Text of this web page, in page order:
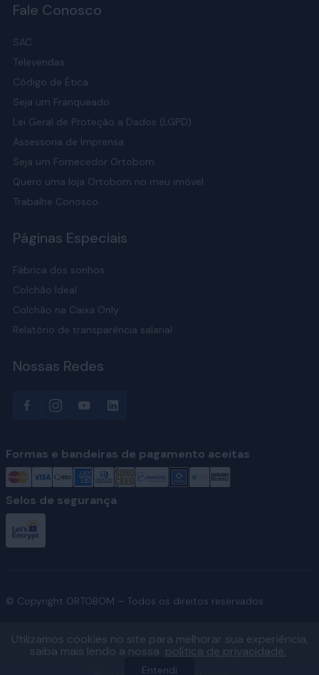
Fale Conosco
SAC
Televendas
Código de Ética
Seja um Franqueado
Lei Geral de Proteção a Dados (LGPD)
Assessoria de Imprensa
Seja um Fornecedor Ortobom
Quero uma loja Ortobom no meu imóvel
Trabalhe Conosco
Páginas Especiais
Fábrica dos sonhos
Colchão Ideal
Colchão na Caixa Only
Relatório de transparência salarial
Nossas Redes
Formas e bandeiras de pagamento aceitas
Selos de segurança
© Copyright ORTOBOM – Todos os direitos reservados.
Ver fábricas e regiões atendidas
Utilizamos cookies no site para melhorar sua experiência,
saiba mais lendo a nossa política de privacidade.
Entendi